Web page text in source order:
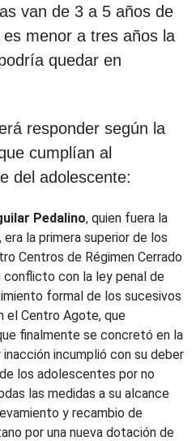
van de 3 a 5 años de
menor a tres años la
quedar en
responder según la
cumplían al
del adolescente:
Pedalino, quien fuera la
la primera superior de los
Centros de Régimen Cerrado
con la ley penal de
formal de los sucesivos
el Centro Agote, que
finalmente se concretó en la
incumplió con su deber
los adolescentes por no
las medidas a su alcance
y recambio de
por una nueva dotación de